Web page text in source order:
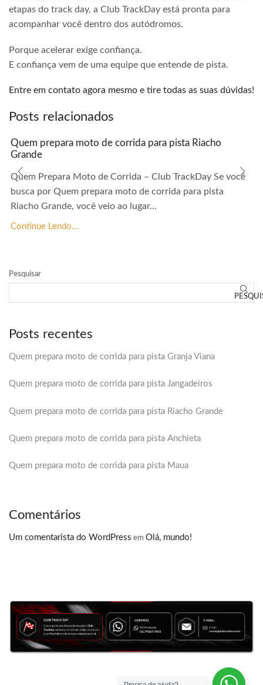
etapas do track day, a Club TrackDay está pronta para
acompanhar você dentro dos autódromos.
Porque acelerar exige confiança.
E confiança vem de uma equipe que entende de pista.
Entre em contato agora mesmo e tire todas as suas dúvidas!
Posts relacionados
Quem prepara moto de corrida para pista Riacho
Grande
Quem Prepara Moto de Corrida – Club TrackDay Se você
busca por Quem prepara moto de corrida para pista
Riacho Grande, você veio ao lugar...
Continue Lendo...
Pesquisar
Posts recentes
Quem prepara moto de corrida para pista Granja Viana
Quem prepara moto de corrida para pista Jangadeiros
Quem prepara moto de corrida para pista Riacho Grande
Quem prepara moto de corrida para pista Anchieta
Quem prepara moto de corrida para pista Maua
Comentários
Um comentarista do WordPress em Olá, mundo!